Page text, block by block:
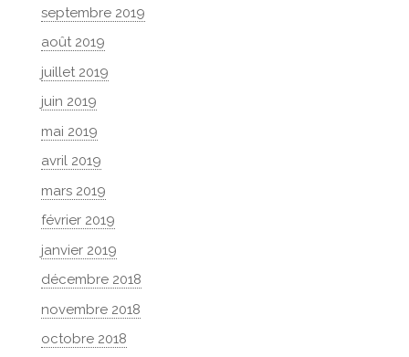
septembre 2019
août 2019
juillet 2019
juin 2019
mai 2019
avril 2019
mars 2019
février 2019
janvier 2019
décembre 2018
novembre 2018
octobre 2018